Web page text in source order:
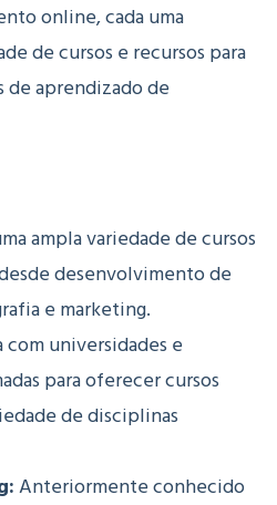
online, cada uma
de cursos e recursos para
de aprendizado de
ampla variedade de cursos
desenvolvimento de
e marketing.
com universidades e
para oferecer cursos
de disciplinas
Anteriormente conhecido